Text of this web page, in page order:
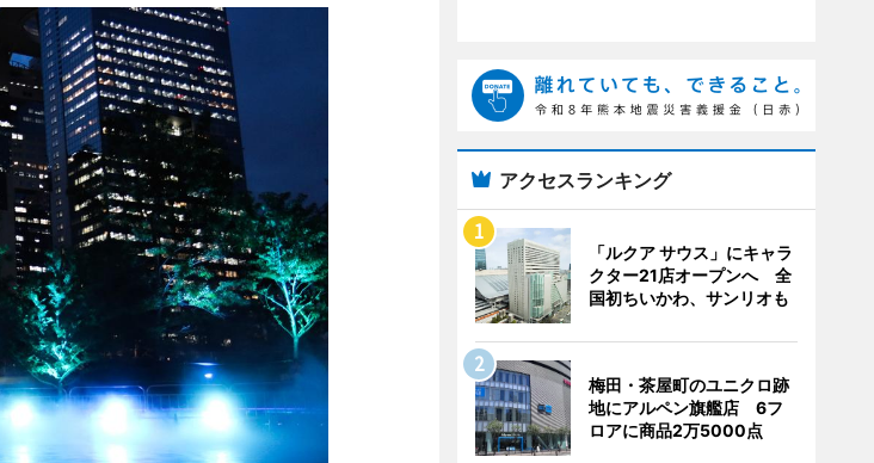
アクセスランキング
「ルクア サウス」にキャラ
クター21店オープンへ 全
国初ちいかわ、サンリオも
梅田・茶屋町のユニクロ跡
地にアルペン旗艦店 6フ
ロアに商品2万5000点